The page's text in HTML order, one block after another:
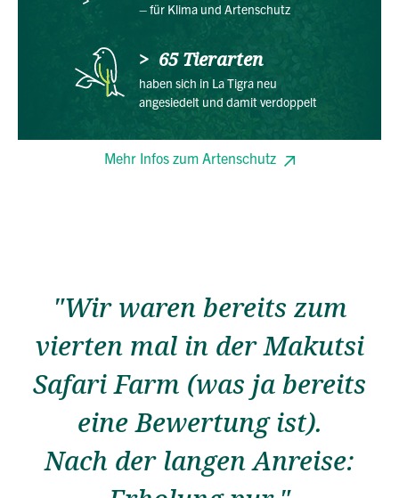
– für Klima und Artenschutz
65 Tierarten
haben sich in La Tigra neu
angesiedelt und damit verdoppelt
Mehr Infos zum Artenschutz
"Wir waren bereits zum
vierten mal in der Makutsi
Safari Farm (was ja bereits
eine Bewertung ist).
Nach der langen Anreise: